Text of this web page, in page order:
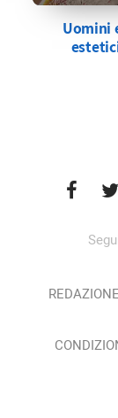
Uomini
REDAZIONE